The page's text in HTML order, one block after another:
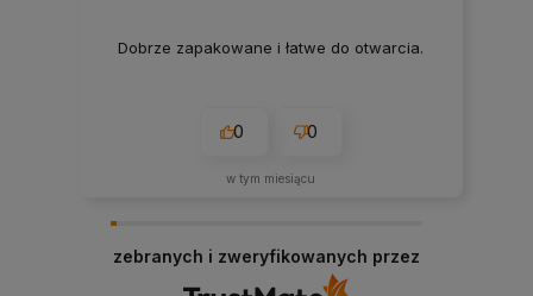
Dobrze zapakowane i łatwe do otwarcia.
0 0
w tym miesiącu
zebranych i zweryfikowanych przez